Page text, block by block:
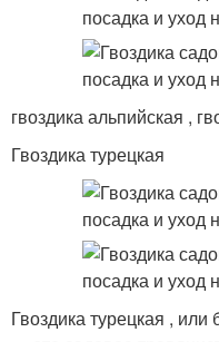
гвоздика альпийская ,
Гвоздика турецкая
Гвоздика турецкая ,